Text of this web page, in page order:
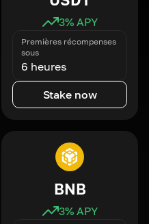
3% APY
Premières récompenses
sous
6 heures
Stake now
BNB
3% APY